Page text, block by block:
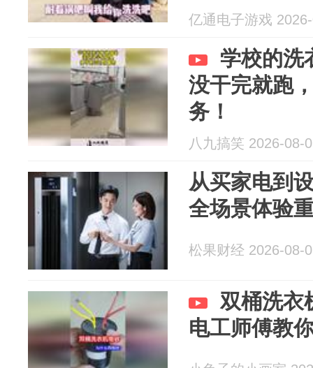
亿通电子游戏
学校的洗
没干完就跑
务！
八九搞笑 2026-08-
从买家电到
全场景体验
松果财经 2026-08-
双桶洗衣
电工师傅教